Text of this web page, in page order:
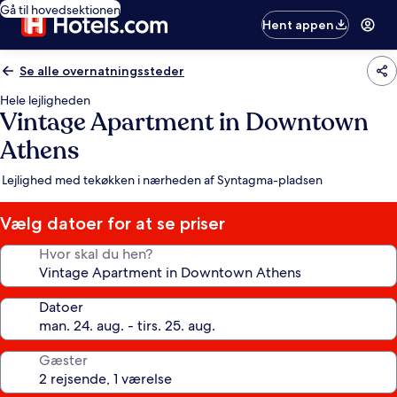
Gå til hovedsektionen
Hent appen
Se alle overnatningssteder
Hele lejligheden
Vintage Apartment in Downtown
Athens
Lejlighed med tekøkken i nærheden af Syntagma-pladsen
Vælg datoer for at se priser
Hvor skal du hen?
Datoer
Gæster